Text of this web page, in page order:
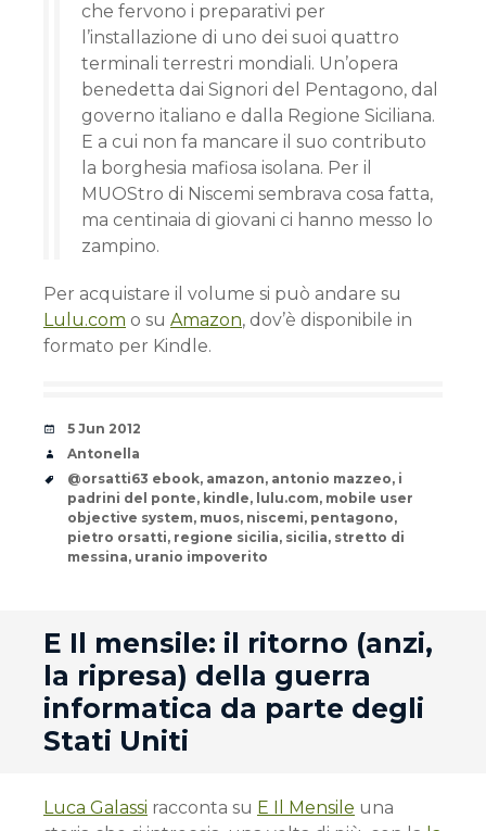
che fervono i preparativi per
l’installazione di uno dei suoi quattro
terminali terrestri mondiali. Un’opera
benedetta dai Signori del Pentagono, dal
governo italiano e dalla Regione Siciliana.
E a cui non fa mancare il suo contributo
la borghesia mafiosa isolana. Per il
MUOStro di Niscemi sembrava cosa fatta,
ma centinaia di giovani ci hanno messo lo
zampino.
Per acquistare il volume si può andare su
Lulu.com o su Amazon, dov’è disponibile in
formato per Kindle.
Date
5 Jun 2012
Author
Antonella
Tags
@orsatti63 ebook, amazon, antonio mazzeo, i
padrini del ponte, kindle, lulu.com, mobile user
objective system, muos, niscemi, pentagono,
pietro orsatti, regione sicilia, sicilia, stretto di
messina, uranio impoverito
E Il mensile: il ritorno (anzi,
la ripresa) della guerra
informatica da parte degli
Stati Uniti
Luca Galassi racconta su E Il Mensile una